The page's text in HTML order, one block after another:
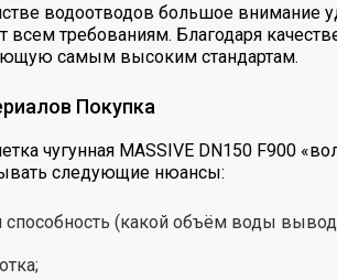
водоотводов большое внимание
всем требованиям. Благодаря
самым высоким стандартам.
Покупка
чугунная MASSIVE DN150 F900
следующие нюансы:
способность (какой объём воды